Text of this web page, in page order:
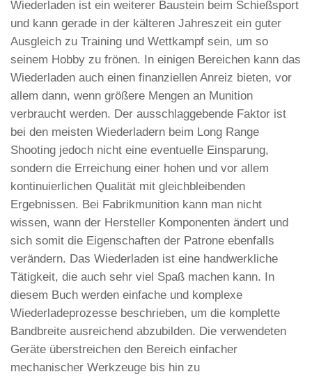
Wiederladen ist ein weiterer Baustein beim Schießsport
und kann gerade in der kälteren Jahreszeit ein guter
Ausgleich zu Training und Wettkampf sein, um so
seinem Hobby zu frönen. In einigen Bereichen kann das
Wiederladen auch einen finanziellen Anreiz bieten, vor
allem dann, wenn größere Mengen an Munition
verbraucht werden. Der ausschlaggebende Faktor ist
bei den meisten Wiederladern beim Long Range
Shooting jedoch nicht eine eventuelle Einsparung,
sondern die Erreichung einer hohen und vor allem
kontinuierlichen Qualität mit gleichbleibenden
Ergebnissen. Bei Fabrikmunition kann man nicht
wissen, wann der Hersteller Komponenten ändert und
sich somit die Eigenschaften der Patrone ebenfalls
verändern. Das Wiederladen ist eine handwerkliche
Tätigkeit, die auch sehr viel Spaß machen kann. In
diesem Buch werden einfache und komplexe
Wiederladeprozesse beschrieben, um die komplette
Bandbreite ausreichend abzubilden. Die verwendeten
Geräte überstreichen den Bereich einfacher
mechanischer Werkzeuge bis hin zu